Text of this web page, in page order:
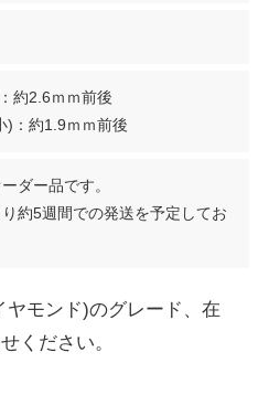
約2.6ｍｍ前後
)：約1.9ｍｍ前後
ダー品です。
約5週間での発送を予定してお
モンド)のグレード、在
ください。